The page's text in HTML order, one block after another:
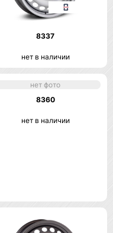
8337
нет в наличии
нет фото
8360
нет в наличии